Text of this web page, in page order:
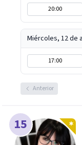
20:00
Miércoles, 12 de
17:00
Anterior
15